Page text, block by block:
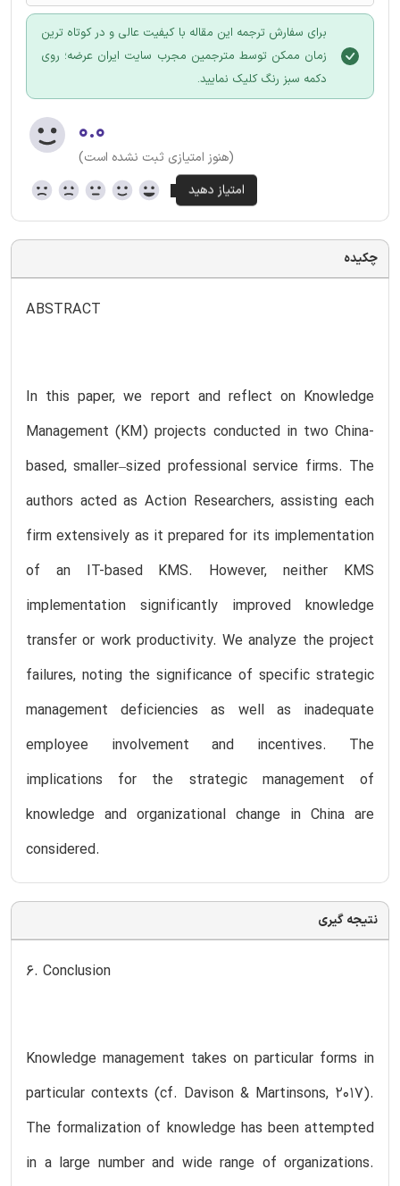
برای سفارش ترجمه این مقاله با کیفیت عالی و در کوتاه ترین
زمان ممکن توسط مترجمین مجرب سایت ایران عرضه؛ روی
دکمه سبز رنگ کلیک نمایید.
۰.۰
(هنوز امتیازی ثبت نشده است)
چکیده
ABSTRACT
In this paper, we report and reflect on Knowledge
Management (KM) projects conducted in two China-
based, smaller–sized professional service firms. The
authors acted as Action Researchers, assisting each
firm extensively as it prepared for its implementation
of an IT-based KMS. However, neither KMS
implementation significantly improved knowledge
transfer or work productivity. We analyze the project
failures, noting the significance of specific strategic
management deficiencies as well as inadequate
employee involvement and incentives. The
implications for the strategic management of
knowledge and organizational change in China are
considered.
نتیجه گیری
6. Conclusion
Knowledge management takes on particular forms in
particular contexts (cf. Davison & Martinsons, 2017).
The formalization of knowledge has been attempted
in a large number and wide range of organizations.